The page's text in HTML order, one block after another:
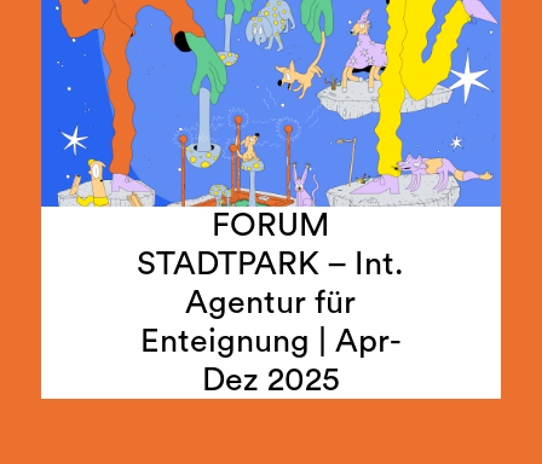
FORUM
STADTPARK – Int.
Agentur für
Enteignung | Apr-
Dez 2025